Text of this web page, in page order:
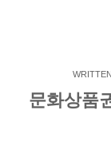
문화상품